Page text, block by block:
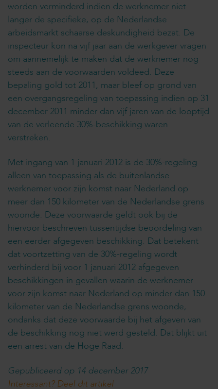
worden verminderd indien de werknemer niet
langer de specifieke, op de Nederlandse
arbeidsmarkt schaarse deskundigheid bezat. De
inspecteur kon na vijf jaar aan de werkgever vragen
om aannemelijk te maken dat de werknemer nog
steeds aan de voorwaarden voldeed. Deze
bepaling gold tot 2011, maar bleef op grond van
een overgangsregeling van toepassing indien op 31
december 2011 minder dan vijf jaren van de looptijd
van de verleende 30%-beschikking waren
verstreken.
Met ingang van 1 januari 2012 is de 30%-regeling
alleen van toepassing als de buitenlandse
werknemer voor zijn komst naar Nederland op
meer dan 150 kilometer van de Nederlandse grens
woonde. Deze voorwaarde geldt ook bij de
hiervoor beschreven tussentijdse beoordeling van
een eerder afgegeven beschikking. Dat betekent
dat voortzetting van de 30%-regeling wordt
verhinderd bij voor 1 januari 2012 afgegeven
beschikkingen in gevallen waarin de werknemer
voor zijn komst naar Nederland op minder dan 150
kilometer van de Nederlandse grens woonde,
ondanks dat deze voorwaarde bij het afgeven van
de beschikking nog niet werd gesteld. Dat blijkt uit
een arrest van de Hoge Raad.
Gepubliceerd op 14 december 2017
Interessant? Deel dit artikel